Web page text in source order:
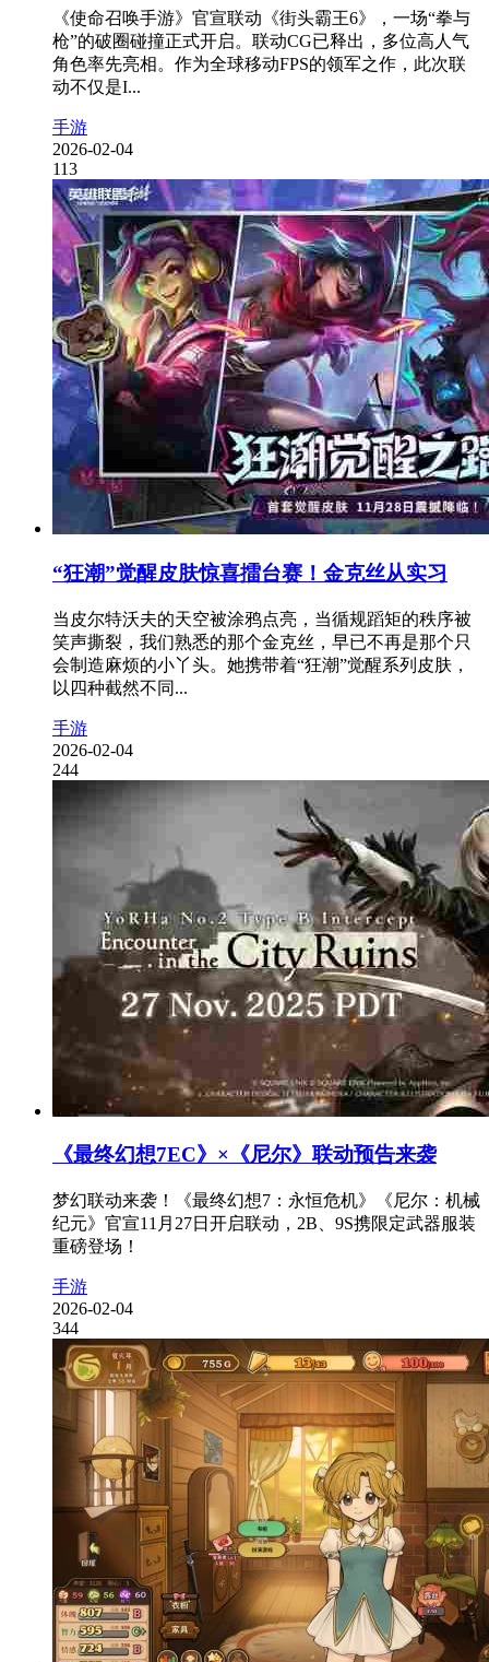
《使命召唤手游》官宣联动《街头霸王6》，一场“拳与
枪”的破圈碰撞正式开启。联动CG已释出，多位高人气
角色率先亮相。作为全球移动FPS的领军之作，此次联
动不仅是I...
手游
2026-02-04
113
“狂潮”觉醒皮肤惊喜擂台赛！金克丝从实习
当皮尔特沃夫的天空被涂鸦点亮，当循规蹈矩的秩序被
笑声撕裂，我们熟悉的那个金克丝，早已不再是那个只
会制造麻烦的小丫头。她携带着“狂潮”觉醒系列皮肤，
以四种截然不同...
手游
2026-02-04
244
《最终幻想7EC》×《尼尔》联动预告来袭
梦幻联动来袭！《最终幻想7：永恒危机》《尼尔：机械
纪元》官宣11月27日开启联动，2B、9S携限定武器服装
重磅登场！
手游
2026-02-04
344